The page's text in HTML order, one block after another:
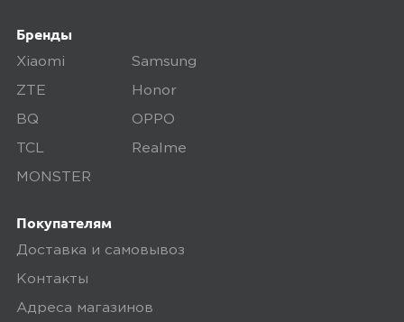
В нашем интернет-магазине весь товар
проходит предпродажную проверку. Мы
поэтому товар доставляется во вскрытой
упаковке. Исключение составляют
собственными марками.
задать по телефону
Бренды
Xiaomi Samsung
ZTE Honor
BQ OPPO
TCL Realme
MONSTER
Покупателям
Доставка и самовывоз
Контакты
Адреса магазинов